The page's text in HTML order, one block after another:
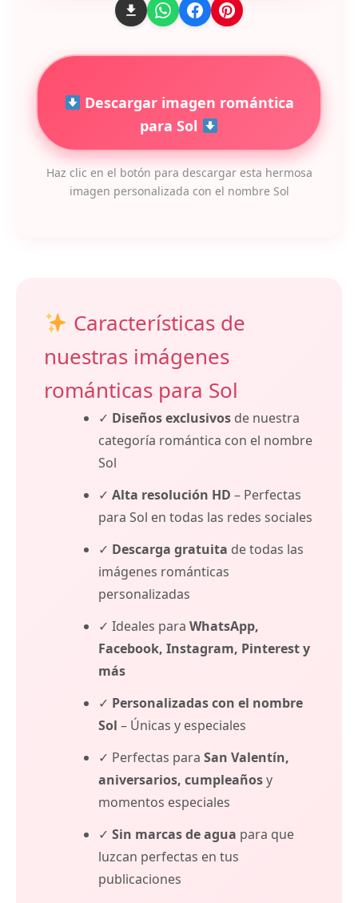
Descargar imagen romántica
para Sol
Haz clic en el botón para descargar esta hermosa
imagen personalizada con el nombre Sol
Características de
nuestras imágenes
románticas para Sol
✓ Diseños exclusivos de nuestra
categoría romántica con el nombre
Sol
✓ Alta resolución HD – Perfectas
para Sol en todas las redes sociales
✓ Descarga gratuita de todas las
imágenes románticas
personalizadas
✓ Ideales para WhatsApp,
Facebook, Instagram, Pinterest y
más
✓ Personalizadas con el nombre
Sol – Únicas y especiales
✓ Perfectas para San Valentín,
aniversarios, cumpleañosy
momentos especiales
✓ Sin marcas de agua para que
luzcan perfectas en tus
publicaciones